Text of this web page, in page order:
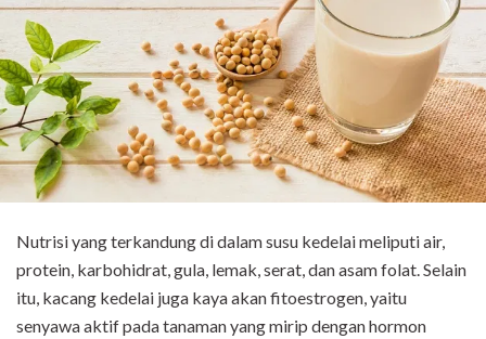
Nutrisi yang terkandung di dalam susu kedelai meliputi air,
protein, karbohidrat, gula, lemak, serat, dan asam folat. Selain
itu, kacang kedelai juga kaya akan fitoestrogen, yaitu
senyawa aktif pada tanaman yang mirip dengan hormon